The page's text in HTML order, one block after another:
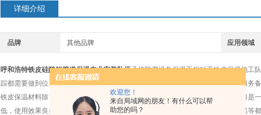
欢迎您！
来自局域网的朋友！有什么可以帮
助您的吗？
详细介绍
品牌 其他品牌 应用领域
呼和浩特铁皮硅酸铝管道保温专业安装队伍承接防腐设备保温工程对于铁皮保温施工
踪都需要做到位，每个步骤缺一不可，后期服务与维护对厂家的信誉至关重要，服务
铁皮保温材料除了在建筑中的使用外，还在一些其他的行业中使用，铁皮保温材料是
低，使用效果良好，另外铁皮保温材料施工方式有多种，像是管道保温、罐体保温等